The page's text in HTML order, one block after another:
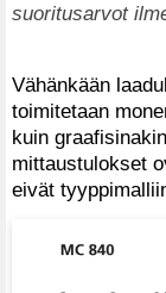
suoritusarvot
Vähänkään
toimitetaan
kuin
mittaustulokset
eivät